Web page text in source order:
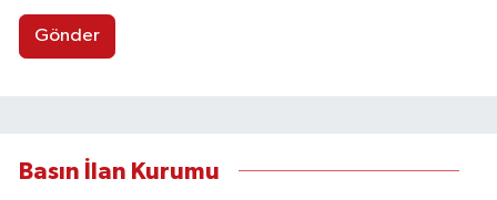
Gönder
Basın İlan Kurumu